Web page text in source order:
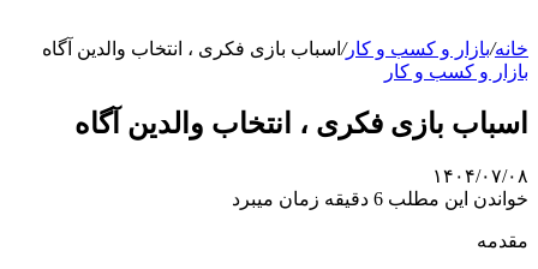
خانه/بازار و کسب و کار/ اسباب بازی فکری ، انتخاب والدین آگاه
بازار و کسب و کار
اسباب بازی فکری ، انتخاب والدین آگاه
۱۴۰۴/۰۷/۰۸
خواندن این مطلب 6 دقیقه زمان میبرد
مقدمه